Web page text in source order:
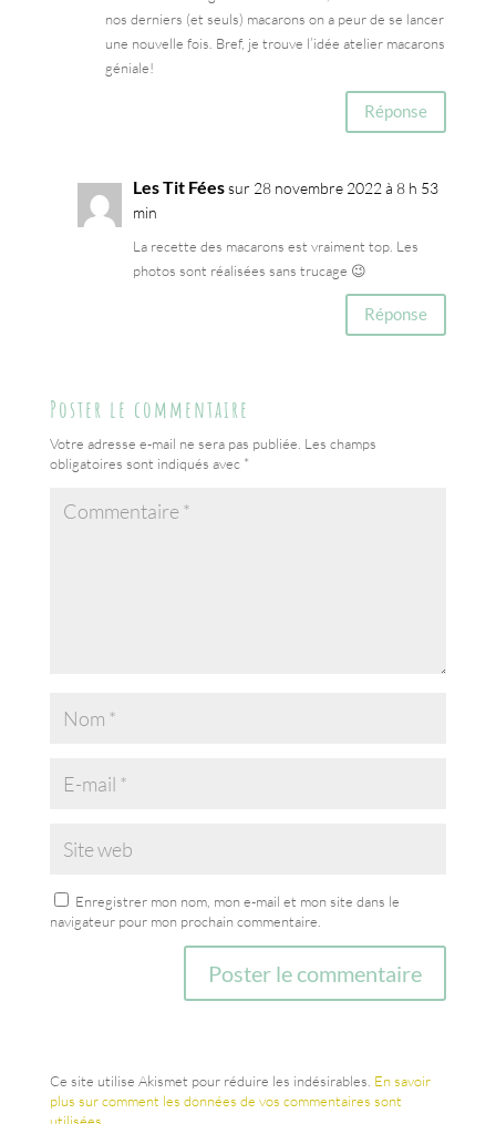
nos derniers (et seuls) macarons on a peur de se lancer
une nouvelle fois. Bref, je trouve l’idée atelier macarons
géniale!
Réponse
Les Tit Féessur 28 novembre 2022 à 8 h 53
min
La recette des macarons est vraiment top. Les
photos sont réalisées sans trucage 😉
Réponse
Poster le commentaire
Votre adresse e-mail ne sera pas publiée. Les champs
obligatoires sont indiqués avec *
Enregistrer mon nom, mon e-mail et mon site dans le
navigateur pour mon prochain commentaire.
Ce site utilise Akismet pour réduire les indésirables. En savoir
plus sur comment les données de vos commentaires sont
utilisées